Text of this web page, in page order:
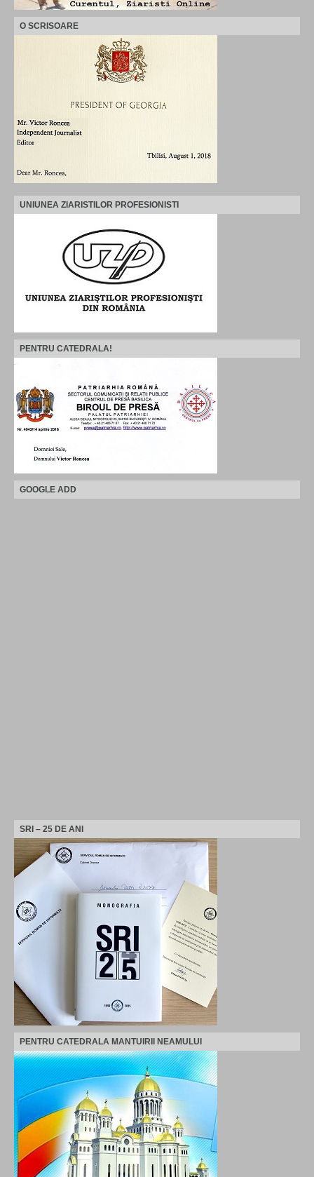
O SCRISOARE
UNIUNEA ZIARISTILOR PROFESIONISTI
PENTRU CATEDRALA!
GOOGLE ADD
SRI – 25 DE ANI
PENTRU CATEDRALA MANTUIRII NEAMULUI